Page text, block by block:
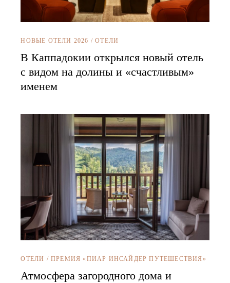
НОВЫЕ ОТЕЛИ 2026 /ОТЕЛИ
В Каппадокии открылся новый отель
с видом на долины и «счастливым»
именем
ОТЕЛИ / ПРЕМИЯ «ПИАР ИНСАЙДЕР ПУТЕШЕСТВИЯ»
Атмосфера загородного дома и